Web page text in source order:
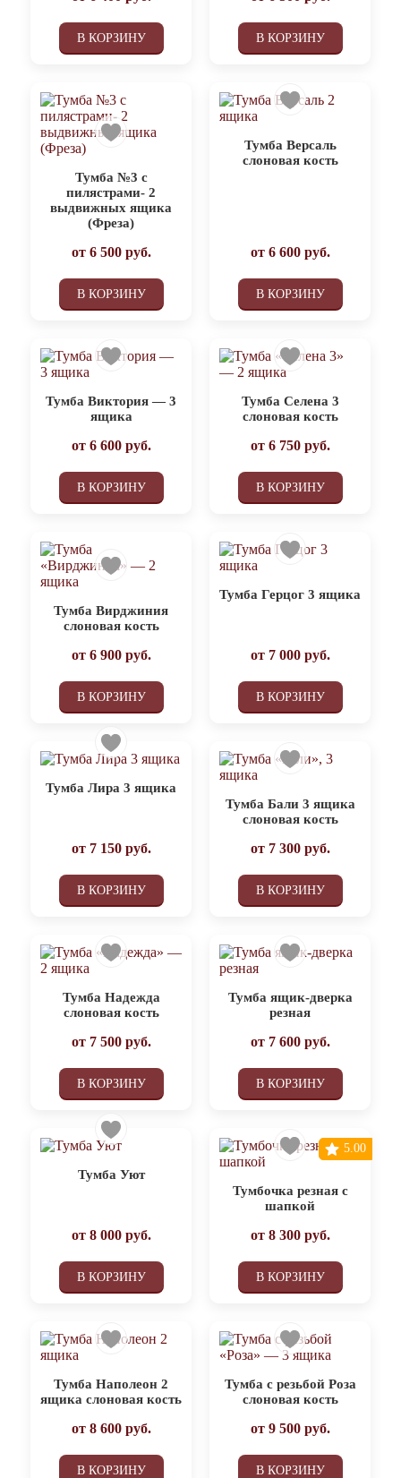
В КОРЗИНУ В КОРЗИНУ
Тумба №3 с
пилястрами- 2
выдвижных ящика
(Фреза)
от 6 500руб.
В КОРЗИНУ
Тумба Версаль
слоновая кость
от 6 600руб.
В КОРЗИНУ
Тумба Виктория — 3
ящика
от 6 600руб.
В КОРЗИНУ
Тумба Селена 3
слоновая кость
от 6 750руб.
В КОРЗИНУ
Тумба Вирджиния
слоновая кость
от 6 900руб.
В КОРЗИНУ
Тумба Герцог 3 ящика
от 7 000руб.
В КОРЗИНУ
Тумба Лира 3 ящика
от 7 150руб.
В КОРЗИНУ
Тумба Бали 3 ящика
слоновая кость
от 7 300руб.
В КОРЗИНУ
Тумба Надежда
слоновая кость
от 7 500руб.
В КОРЗИНУ
Тумба ящик-дверка
резная
от 7 600руб.
В КОРЗИНУ
Тумба Уют
от 8 000руб.
В КОРЗИНУ
Тумбочка резная с
шапкой
от 8 300руб.
В КОРЗИНУ
5.00
Тумба Наполеон 2
ящика слоновая кость
от 8 600руб.
В КОРЗИНУ
Тумба с резьбой Роза
слоновая кость
от 9 500руб.
В КОРЗИНУ